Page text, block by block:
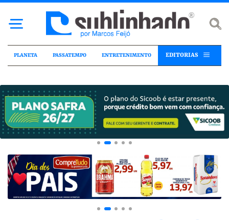
PLANETA PASSATEMPO ENTRETENIMENTO EDITORIAS